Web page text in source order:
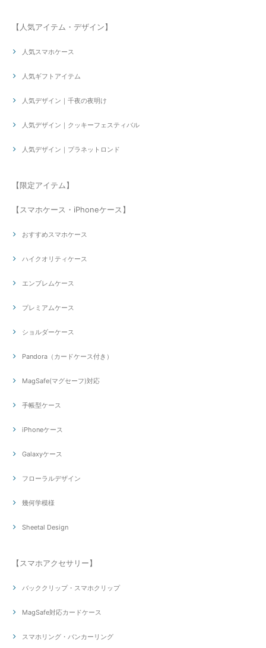
【人気アイテム・デザイン】
人気スマホケース
人気ギフトアイテム
人気デザイン｜千夜の夜明け
人気デザイン｜クッキーフェスティバル
人気デザイン｜プラネットロンド
【限定アイテム】
【スマホケース・iPhoneケース】
おすすめスマホケース
ハイクオリティケース
エンブレムケース
プレミアムケース
ショルダーケース
Pandora（カードケース付き）
MagSafe(マグセーフ)対応
手帳型ケース
iPhoneケース
Galaxyケース
フローラルデザイン
幾何学模様
Sheetal Design
【スマホアクセサリー】
バッククリップ・スマホクリップ
MagSafe対応カードケース
スマホリング・バンカーリング